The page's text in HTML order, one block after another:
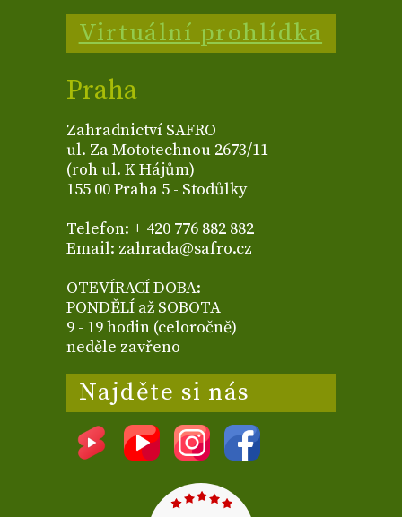
Virtuální prohlídka
Praha
Zahradnictví SAFRO
ul. Za Mototechnou 2673/11
(roh ul. K Hájům)
155 00 Praha 5 - Stodůlky
Telefon: + 420 776 882 882
Email: zahrada@safro.cz
OTEVÍRACÍ DOBA:
PONDĚLÍ až SOBOTA
9 - 19 hodin (celoročně)
neděle zavřeno
Najděte si nás